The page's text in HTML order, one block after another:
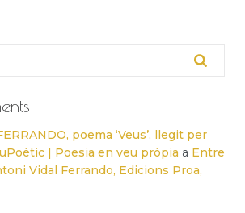
poema ‘Veus’, llegit per
| Poesia en veu pròpia a Entre
Vidal Ferrando, Edicions Proa,